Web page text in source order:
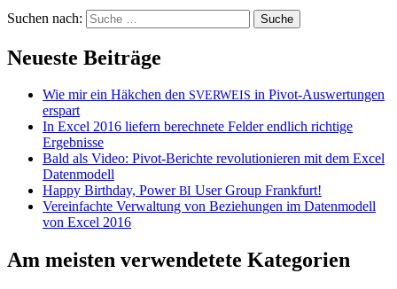
Suchen nach:
Neueste Beiträge
Wie mir ein Häkchen den SVERWEIS in Pivot-Auswertungen
erspart
In Excel 2016 liefern berechnete Felder endlich richtige
Ergebnisse
Bald als Video: Pivot-Berichte revolutionieren mit dem Excel
Datenmodell
Happy Birthday, PowerBI User Group Frankfurt!
Vereinfachte Verwaltung von Beziehungen im Datenmodell
von Excel 2016
Am meisten verwendetete Kategorien